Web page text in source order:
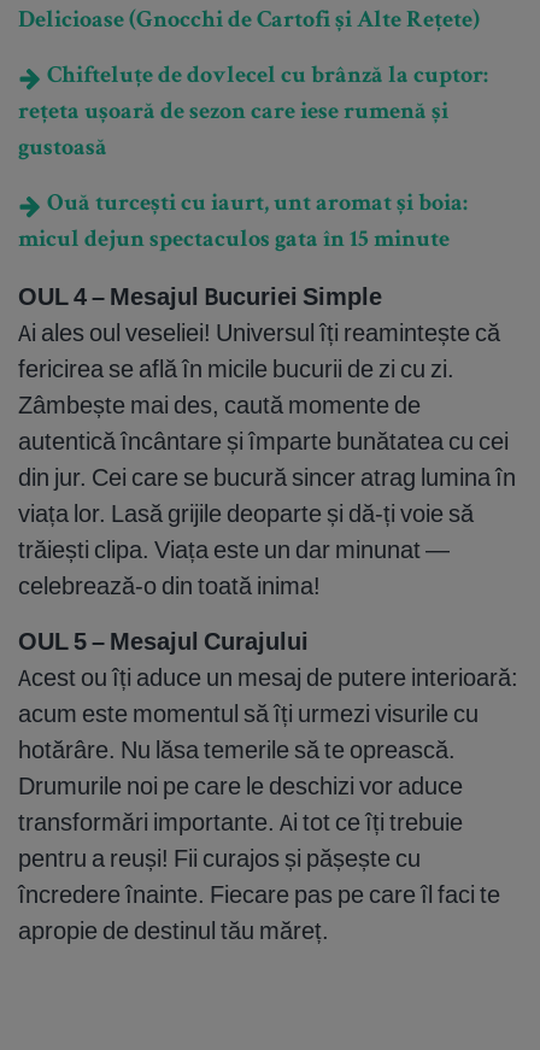
Delicioase (Gnocchi de Cartofi și Alte Rețete)
Chifteluțe de dovlecel cu brânză la cuptor:
rețeta ușoară de sezon care iese rumenă și
gustoasă
Ouă turcești cu iaurt, unt aromat și boia:
micul dejun spectaculos gata în 15 minute
OUL 4 – Mesajul Bucuriei Simple
Ai ales oul veseliei! Universul îți reamintește că
fericirea se află în micile bucurii de zi cu zi.
Zâmbește mai des, caută momente de
autentică încântare și împarte bunătatea cu cei
din jur. Cei care se bucură sincer atrag lumina în
viața lor. Lasă grijile deoparte și dă-ți voie să
trăiești clipa. Viața este un dar minunat —
celebrează-o din toată inima!
OUL 5 – Mesajul Curajului
Acest ou îți aduce un mesaj de putere interioară:
acum este momentul să îți urmezi visurile cu
hotărâre. Nu lăsa temerile să te oprească.
Drumurile noi pe care le deschizi vor aduce
transformări importante. Ai tot ce îți trebuie
pentru a reuși! Fii curajos și pășește cu
încredere înainte. Fiecare pas pe care îl faci te
apropie de destinul tău măreț.